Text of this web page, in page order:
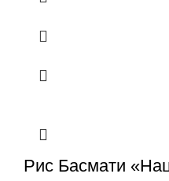
Рис Басмати